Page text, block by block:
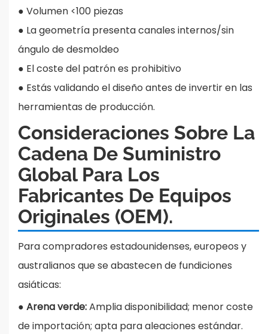
● Volumen <100 piezas
● La geometría presenta canales internos/sin
ángulo de desmoldeo
● El coste del patrón es prohibitivo
● Estás validando el diseño antes de invertir en las
herramientas de producción.
Consideraciones Sobre La
Cadena De Suministro
Global Para Los
Fabricantes De Equipos
Originales (OEM).
Para compradores estadounidenses, europeos y
australianos que se abastecen de fundiciones
asiáticas:
● Arena verde:Amplia disponibilidad; menor coste
de importación; apta para aleaciones estándar.